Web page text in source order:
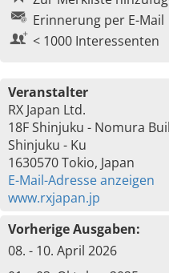
Erinnerung per E-Mail
< 1000 Interessenten
Veranstalter
RX Japan Ltd.
18F Shinjuku - Nomura
Shinjuku - Ku
1630570 Tokio, Japan
E-Mail-Adresse anzeigen
www.rxjapan.jp
Vorherige Ausgaben:
08. - 10. April 2026